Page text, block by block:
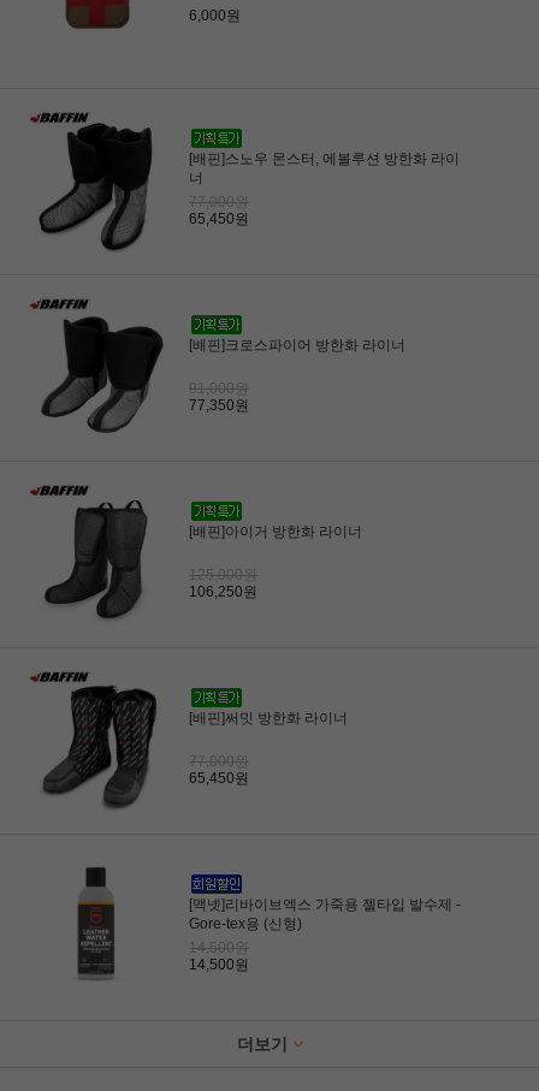
6,000원
[배핀]스노우 몬스터, 에볼루션 방한화 라이
너
77,000원
65,450원
[배핀]크로스파이어 방한화 라이너
91,000원
77,350원
[배핀]아이거 방한화 라이너
125,000원
106,250원
[배핀]써밋 방한화 라이너
77,000원
65,450원
[맥넷]리바이브엑스 가죽용 젤타입 발수제 -
Gore-tex용 (신형)
14,500원
14,500원
더보기